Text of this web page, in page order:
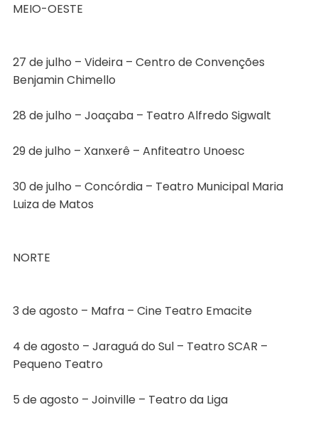
MEIO-OESTE
27 de julho – Videira – Centro de Convenções
Benjamin Chimello
28 de julho – Joaçaba – Teatro Alfredo Sigwalt
29 de julho – Xanxerê – Anfiteatro Unoesc
30 de julho – Concórdia – Teatro Municipal Maria
Luiza de Matos
NORTE
3 de agosto – Mafra – Cine Teatro Emacite
4 de agosto – Jaraguá do Sul – Teatro SCAR –
Pequeno Teatro
5 de agosto – Joinville – Teatro da Liga